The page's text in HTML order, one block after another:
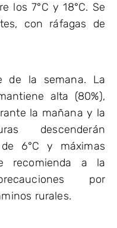
los 7°C y 18°C. Se
con ráfagas de
de la semana. La
alta (80%),
la mañana y la
descenderán
6°C y máximas
recomienda a la
por
rurales.